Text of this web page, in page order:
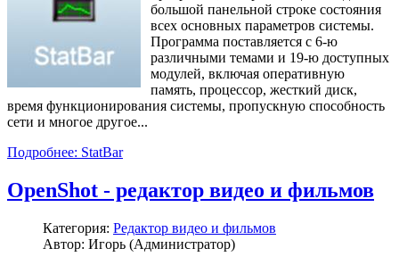
большой панельной строке состояния
всех основных параметров системы.
Программа поставляется с 6-ю
различными темами и 19-ю доступных
модулей, включая оперативную
память, процессор, жесткий диск,
время функционирования системы, пропускную способность
сети и многое другое...
Подробнее: StatBar
OpenShot - редактор видео и фильмов
Категория: Редактор видео и фильмов
Автор: Игорь (Администратор)